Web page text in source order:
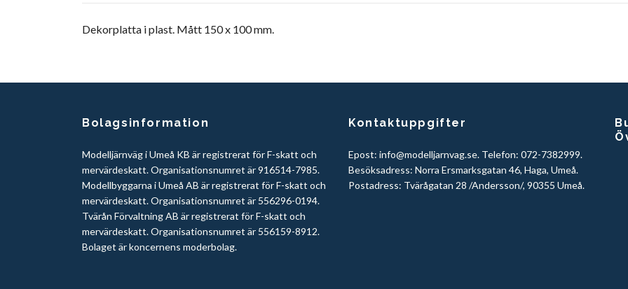
Dekorplatta i plast. Mått 150 x 100 mm.
Bolagsinformation
Modelljärnväg i Umeå KB är registrerat för F-skatt och
mervärdeskatt. Organisationsnumret är 916514-7985.
Modellbyggarna i Umeå AB är registrerat för F-skatt och
mervärdeskatt. Organisationsnumret är 556296-0194.
Tvärån Förvaltning AB är registrerat för F-skatt och
mervärdeskatt. Organisationsnumret är 556159-8912.
Bolaget är koncernens moderbolag.
Kontaktuppgifter
Epost: info@modelljarnvag.se. Telefon: 072-7382999.
Besöksadress: Norra Ersmarksgatan 46, Haga, Umeå.
Postadress: Tvärågatan 28 /Andersson/, 90355 Umeå.